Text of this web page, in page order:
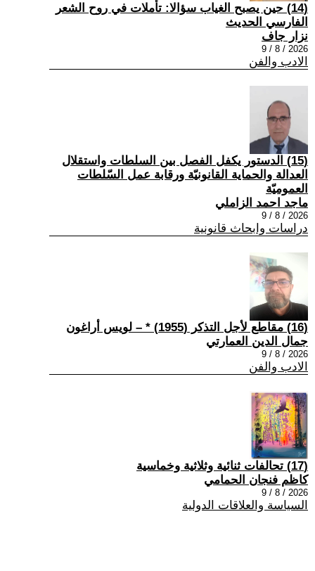
(14) حين يصبح الغياب سؤالا: تأملات في روح الشعر
الفارسي الحديث
نزار جاف
2026 / 8 / 9
الادب والفن
(15) الدستور يكفل الفصل بين السلطات واستقلال
العدالة والحماية القانونيّة ورقابة عمل السّلطات
العموميّة
ماجد احمد الزاملي
2026 / 8 / 9
دراسات وابحاث قانونية
(16) مقاطع لأجل التذكر (1955) * – لويس أراغون
جمال الدين العمارتي
2026 / 8 / 9
الادب والفن
(17) تحالفات ثنائية وثلاثية وخماسية
كاظم فنجان الحمامي
2026 / 8 / 9
السياسة والعلاقات الدولية